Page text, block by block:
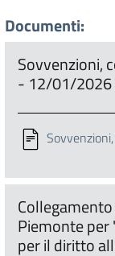
Documenti:
Sovvenzioni,
- 12/01/2026
Piemonte
per il diritto